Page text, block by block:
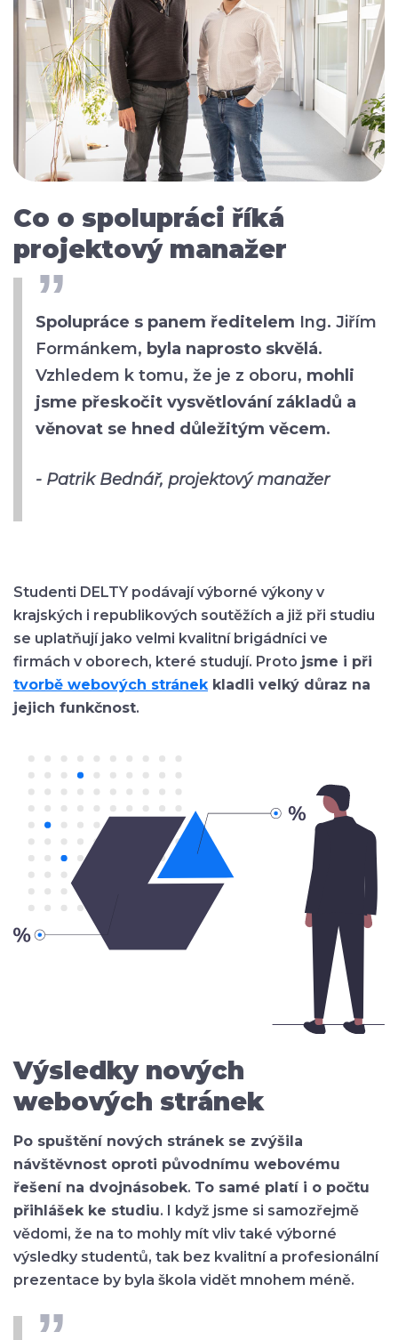
Co o spolupráci říká
projektový manažer
Spolupráce s panem ředitelem Ing. Jiřím
Formánkem, byla naprosto skvělá.
Vzhledem k tomu, že je z oboru, mohli
jsme přeskočit vysvětlování základů a
věnovat se hned důležitým věcem.
- Patrik Bednář, projektový manažer
Studenti DELTY podávají výborné výkony v
krajských i republikových soutěžích a již při studiu
se uplatňují jako velmi kvalitní brigádníci ve
firmách v oborech, které studují. Proto jsme i při
tvorbě webových stránek kladli velký důraz na
jejich funkčnost.
Výsledky nových
webových stránek
Po spuštění nových stránek se zvýšila
návštěvnost oproti původnímu webovému
řešení na dvojnásobek. To samé platí i o počtu
přihlášek ke studiu. I když jsme si samozřejmě
vědomi, že na to mohly mít vliv také výborné
výsledky studentů, tak bez kvalitní a profesionální
prezentace by byla škola vidět mnohem méně.